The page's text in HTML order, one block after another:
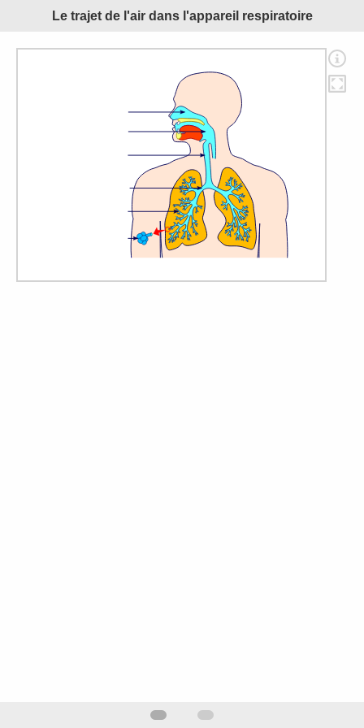
Le trajet de l'air dans l'appareil respiratoire